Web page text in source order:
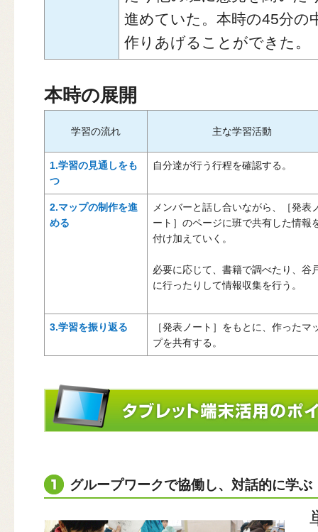
進めていた。本時の45分
作りあげることができた。
本時の展開
学習の流れ 主な学習活動
1.学習の見通しをも
つ
自分達が行う行程を確認する。
2.マップの制作を進
める
メンバーと話し合いながら、［発表
ート］のページに班で共有した情報
付け加えていく。
必要に応じて、書籍で調べたり、谷
に行ったりして情報収集を行う。
3.学習を振り返る
［発表ノート］をもとに、作ったマ
プを共有する。
グループワークで協働し、対話的に学ぶ